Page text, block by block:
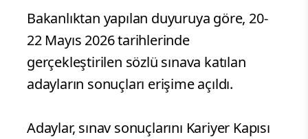
Bakanlıktan yapılan duyuruya göre, 20-
22 Mayıs 2026 tarihlerinde
gerçekleştirilen sözlü sınava katılan
adayların sonuçları erişime açıldı.
Adaylar, sınav sonuçlarını Kariyer Kapısı